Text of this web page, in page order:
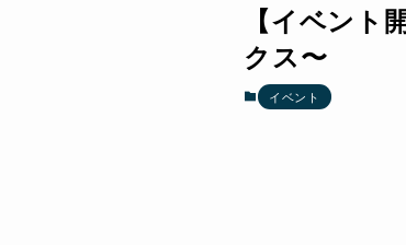
【イベン
クス〜
イベント